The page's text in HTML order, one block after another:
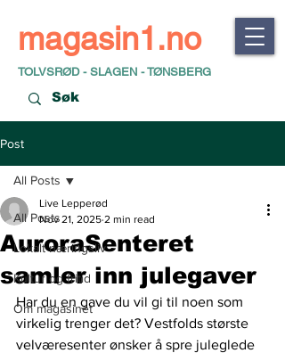
magasin1.no
TOLVSRØD - SLAGEN - TØNSBERG
Post
All Posts
Lokalt næringsliv
Kultur og fritid
Om magasinet
All Posts
AuroraSenteret
samler inn julegaver
Live Lepperød
Nov 21, 2025 2 min read
Har du en gave du vil gi til noen som
virkelig trenger det? Vestfolds største
velværesenter ønsker å spre juleglede